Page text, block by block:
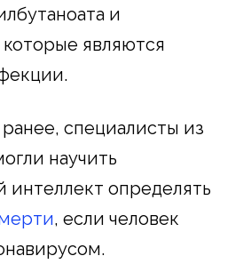
и
являются
специалисты из
научить
интеллект определять
, если человек